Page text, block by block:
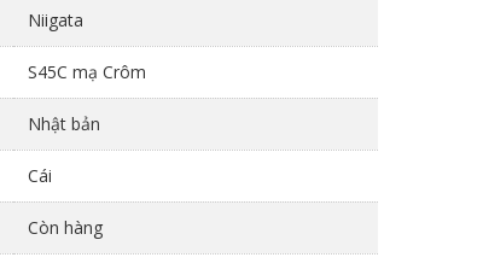
Niigata
S45C mạ Crôm
Nhật bản
Cái
Còn hàng